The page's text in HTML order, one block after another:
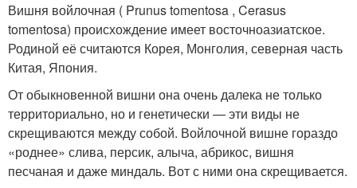
Вишня войлочная ( Prunus tomentosa , Cerasus
tomentosa) происхождение имеет восточноазиатское.
Родиной её считаются Корея, Монголия, северная часть
Китая, Япония.
От обыкновенной вишни она очень далека не только
территориально, но и генетически — эти виды не
скрещиваются между собой. Войлочной вишне гораздо
«роднее» слива, персик, алыча, абрикос, вишня
песчаная и даже миндаль. Вот с ними она скрещивается.